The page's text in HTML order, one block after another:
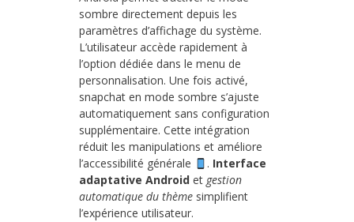
sombre directement depuis les
paramètres d’affichage du système.
L’utilisateur accède rapidement à
l’option dédiée dans le menu de
personnalisation. Une fois activé,
snapchat en mode sombre s’ajuste
automatiquement sans configuration
supplémentaire. Cette intégration
réduit les manipulations et améliore
l’accessibilité générale
. Interface
adaptative Android et gestion
automatique du thème simplifient
l’expérience utilisateur.